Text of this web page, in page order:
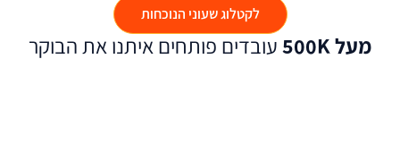
לקטלוג שעוני הנוכחות
מעל 500K עובדים פותחים איתנו את הבוקר